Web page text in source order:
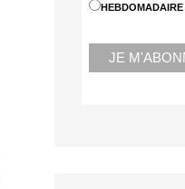
HEBDOMADAIRE